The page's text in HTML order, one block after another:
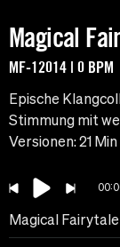
Magical
MF-12014 | 0 BPM
Epische
Stimmung mit
Versionen: 21
Magical Fairytale